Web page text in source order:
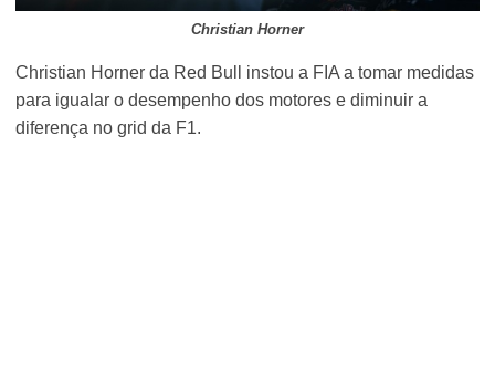
Christian Horner
Christian Horner da Red Bull instou a FIA a tomar medidas
para igualar o desempenho dos motores e diminuir a
diferença no grid da F1.